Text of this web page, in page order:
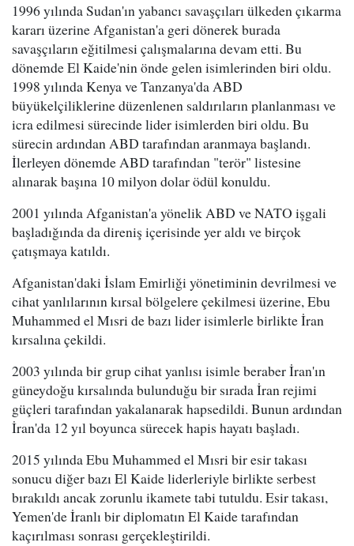
1996 yılında Sudan'ın yabancı savaşçıları ülkeden çıkarma
kararı üzerine Afganistan'a geri dönerek burada
savaşçıların eğitilmesi çalışmalarına devam etti. Bu
dönemde El Kaide'nin önde gelen isimlerinden biri oldu.
1998 yılında Kenya ve Tanzanya'da ABD
büyükelçiliklerine düzenlenen saldırıların planlanması ve
icra edilmesi sürecinde lider isimlerden biri oldu. Bu
sürecin ardından ABD tarafından aranmaya başlandı.
İlerleyen dönemde ABD tarafından "terör" listesine
alınarak başına 10 milyon dolar ödül konuldu.
2001 yılında Afganistan'a yönelik ABD ve NATO işgali
başladığında da direniş içerisinde yer aldı ve birçok
çatışmaya katıldı.
Afganistan'daki İslam Emirliği yönetiminin devrilmesi ve
cihat yanlılarının kırsal bölgelere çekilmesi üzerine, Ebu
Muhammed el Mısri de bazı lider isimlerle birlikte İran
kırsalına çekildi.
2003 yılında bir grup cihat yanlısı isimle beraber İran'ın
güneydoğu kırsalında bulunduğu bir sırada İran rejimi
güçleri tarafından yakalanarak hapsedildi. Bunun ardından
İran'da 12 yıl boyunca sürecek hapis hayatı başladı.
2015 yılında Ebu Muhammed el Mısri bir esir takası
sonucu diğer bazı El Kaide liderleriyle birlikte serbest
bırakıldı ancak zorunlu ikamete tabi tutuldu. Esir takası,
Yemen'de İranlı bir diplomatın El Kaide tarafından
kaçırılması sonrası gerçekleştirildi.